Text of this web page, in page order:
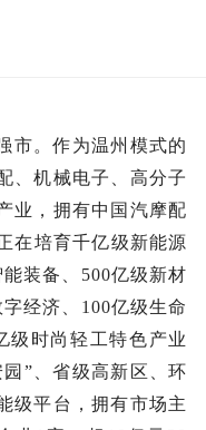
市。作为温州模式的
、机械电子、高分子
业，拥有中国汽摩配
在培育千亿级新能源
装备、500亿级新材
经济、100亿级生命
级时尚轻工特色产业
”、省级高新区、环
级平台，拥有市场主